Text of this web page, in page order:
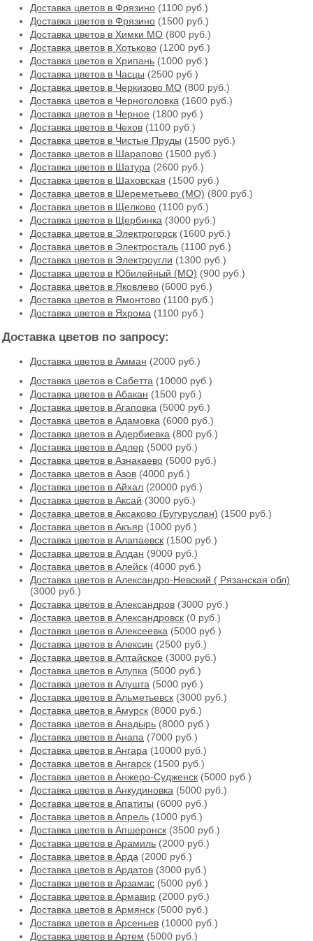
Доставка цветов в Фрязино (1100 руб.)
Доставка цветов в Фрязино (1500 руб.)
Доставка цветов в Химки МО (800 руб.)
Доставка цветов в Хотьково (1200 руб.)
Доставка цветов в Хрипань (1000 руб.)
Доставка цветов в Часцы (2500 руб.)
Доставка цветов в Черкизово МО (800 руб.)
Доставка цветов в Черноголовка (1600 руб.)
Доставка цветов в Черное (1800 руб.)
Доставка цветов в Чехов (1100 руб.)
Доставка цветов в Чистые Пруды (1500 руб.)
Доставка цветов в Шарапово (1500 руб.)
Доставка цветов в Шатура (2600 руб.)
Доставка цветов в Шаховская (1500 руб.)
Доставка цветов в Шереметьево (МО) (800 руб.)
Доставка цветов в Щелково (1100 руб.)
Доставка цветов в Щербинка (3000 руб.)
Доставка цветов в Электрогорск (1600 руб.)
Доставка цветов в Электросталь (1100 руб.)
Доставка цветов в Электроугли (1300 руб.)
Доставка цветов в Юбилейный (МО) (900 руб.)
Доставка цветов в Яковлево (6000 руб.)
Доставка цветов в Ямонтово (1100 руб.)
Доставка цветов в Яхрома (1100 руб.)
Доставка цветов по запросу:
Доставка цветов в Амман (2000 руб.)
Доставка цветов в Cабетта (10000 руб.)
Доставка цветов в Абакан (1500 руб.)
Доставка цветов в Агаповка (5000 руб.)
Доставка цветов в Адамовка (6000 руб.)
Доставка цветов в Адербиевка (800 руб.)
Доставка цветов в Адлер (5000 руб.)
Доставка цветов в Азнакаево (5000 руб.)
Доставка цветов в Азов (4000 руб.)
Доставка цветов в Айхал (20000 руб.)
Доставка цветов в Аксай (3000 руб.)
Доставка цветов в Аксаково (Бугуруслан) (1500 руб.)
Доставка цветов в Акъяр (1000 руб.)
Доставка цветов в Алапаевск (1500 руб.)
Доставка цветов в Алдан (9000 руб.)
Доставка цветов в Алейск (4000 руб.)
Доставка цветов в Александро-Невский ( Рязанская обл)
(3000 руб.)
Доставка цветов в Александров (3000 руб.)
Доставка цветов в Александровск (0 руб.)
Доставка цветов в Алексеевка (5000 руб.)
Доставка цветов в Алексин (2500 руб.)
Доставка цветов в Алтайское (3000 руб.)
Доставка цветов в Алупка (5000 руб.)
Доставка цветов в Алушта (5000 руб.)
Доставка цветов в Альметьевск (3000 руб.)
Доставка цветов в Амурск (8000 руб.)
Доставка цветов в Анадырь (8000 руб.)
Доставка цветов в Анапа (7000 руб.)
Доставка цветов в Ангара (10000 руб.)
Доставка цветов в Ангарск (1500 руб.)
Доставка цветов в Анжеро-Судженск (5000 руб.)
Доставка цветов в Анкудиновка (5000 руб.)
Доставка цветов в Апатиты (6000 руб.)
Доставка цветов в Апрель (1000 руб.)
Доставка цветов в Апшеронск (3500 руб.)
Доставка цветов в Арамиль (2000 руб.)
Доставка цветов в Арда (2000 руб.)
Доставка цветов в Ардатов (3000 руб.)
Доставка цветов в Арзамас (5000 руб.)
Доставка цветов в Армавир (2000 руб.)
Доставка цветов в Армянск (5000 руб.)
Доставка цветов в Арсеньев (10000 руб.)
Доставка цветов в Артем (5000 руб.)